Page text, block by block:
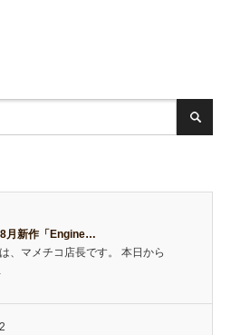
月新作「Engine…
、マメチコ店長です。 本日から